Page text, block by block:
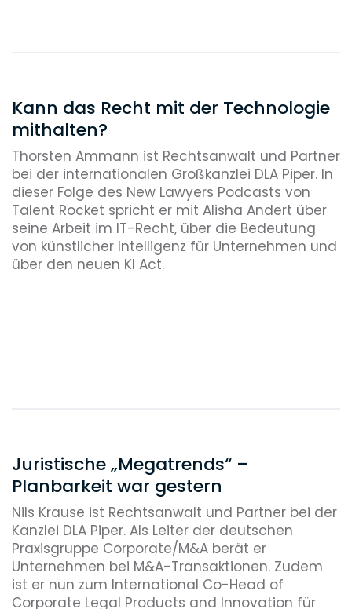
Kann das Recht mit der Technologie
mithalten?
Thorsten Ammann ist Rechtsanwalt und Partner
bei der internationalen Großkanzlei DLA Piper. In
dieser Folge des New Lawyers Podcasts von
Talent Rocket spricht er mit Alisha Andert über
seine Arbeit im IT-Recht, über die Bedeutung
von künstlicher Intelligenz für Unternehmen und
über den neuen KI Act.
Juristische „Megatrends“ –
Planbarkeit war gestern
Nils Krause ist Rechtsanwalt und Partner bei der
Kanzlei DLA Piper. Als Leiter der deutschen
Praxisgruppe Corporate/M&A berät er
Unternehmen bei M&A-Transaktionen. Zudem
ist er nun zum International Co-Head of
Corporate Legal Products and Innovation für